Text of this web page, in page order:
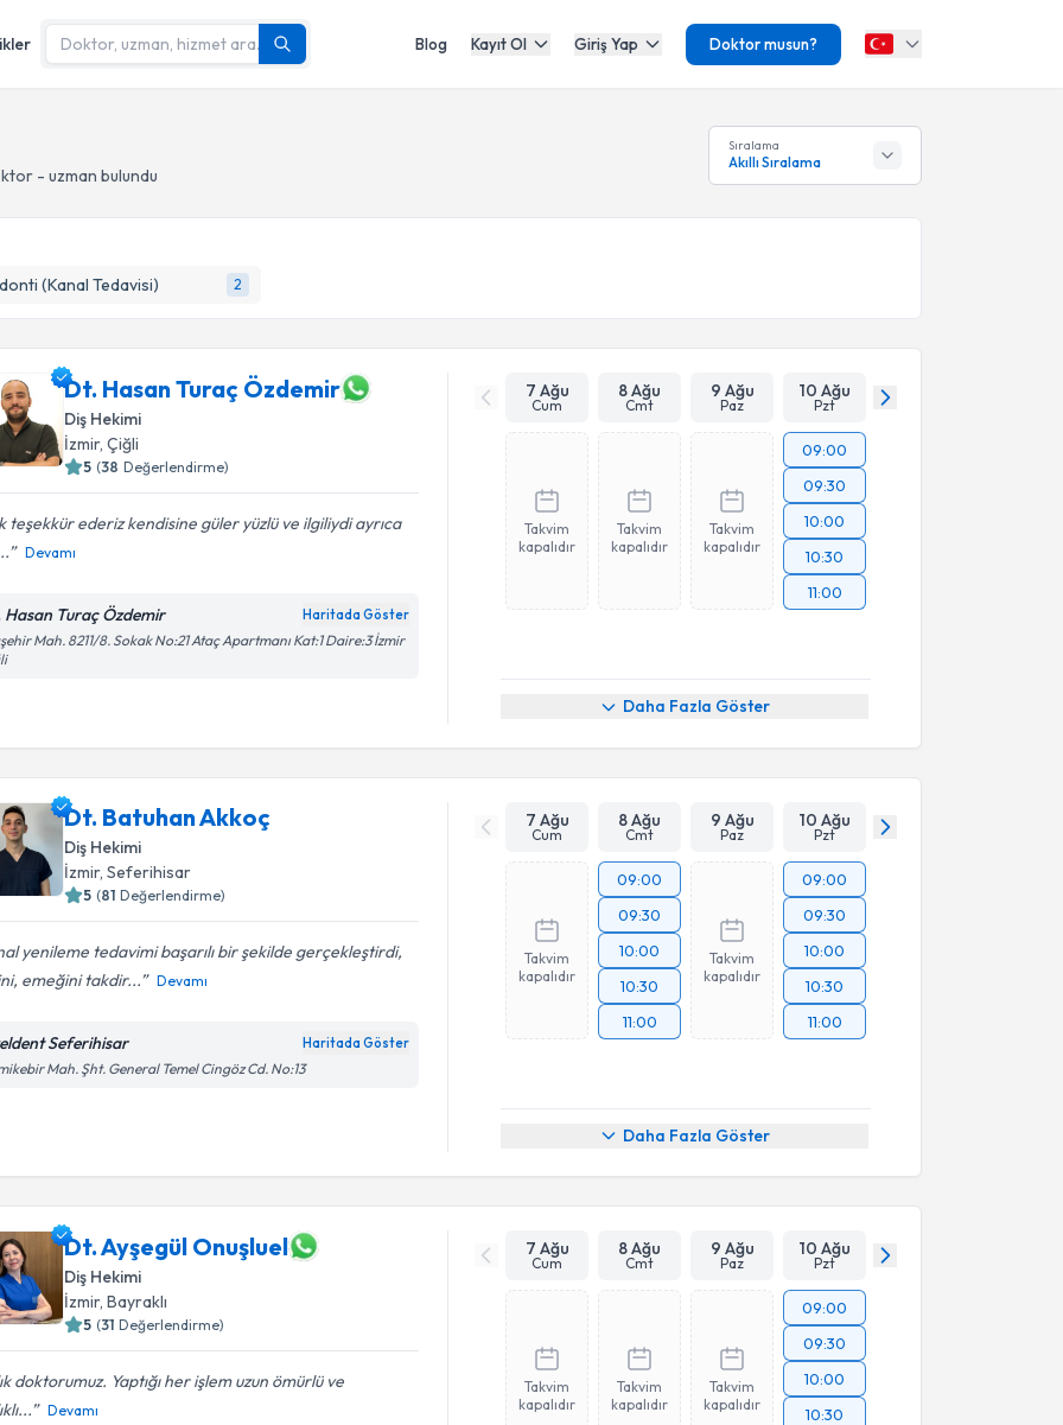
Blog Kayıt Ol Giriş Yap Doktor musun?
- uzman bulundu
Sıralama
Akıllı Sıralama
(Kanal Tedavisi) 2
Dt. Hasan Turaç Özdemir
Diş Hekimi
İzmir, Çiğli
5 (38 Değerlendirme)
teşekkür ederiz kendisine güler yüzlü ve ilgiliydi ayrıca
Devamı
Hasan Turaç Özdemir Haritada Göster
Mah. 8211/8. Sokak No:21 Ataç Apartmanı Kat:1 Daire:3 İzmir
7 Ağu
Cum
8 Ağu
Cmt
9 Ağu
Paz
10 Ağu
Pzt
Takvim
kapalıdır
Takvim
kapalıdır
Takvim
kapalıdır
09:00
09:30
10:00
10:30
11:00
Daha Fazla Göster
Dt. Batuhan Akkoç
Diş Hekimi
İzmir, Seferihisar
5 (81 Değerlendirme)
yenileme tedavimi başarılı bir şekilde gerçekleştirdi,
emeğini takdir...
Devamı
Seferihisar Haritada Göster
Mah. Şht. General Temel Cingöz Cd. No:13
7 Ağu
Cum
8 Ağu
Cmt
9 Ağu
Paz
10 Ağu
Pzt
Takvim
kapalıdır
09:00
09:30
10:00
10:30
11:00
Takvim
kapalıdır
09:00
09:30
10:00
10:30
11:00
Daha Fazla Göster
Dt. Ayşegül Onuşluel
Diş Hekimi
İzmir, Bayraklı
5 (31 Değerlendirme)
doktorumuz. Yaptığı her işlem uzun ömürlü ve
Devamı
7 Ağu
Cum
8 Ağu
Cmt
9 Ağu
Paz
10 Ağu
Pzt
Takvim
kapalıdır
Takvim
kapalıdır
Takvim
kapalıdır
09:00
09:30
10:00
10:30